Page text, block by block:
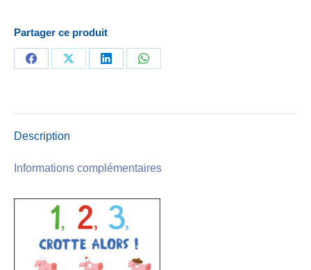
Crotte
alors
!
Partager ce produit
PartagerPartagerPartagerPartager
Description
Informations complémentaires